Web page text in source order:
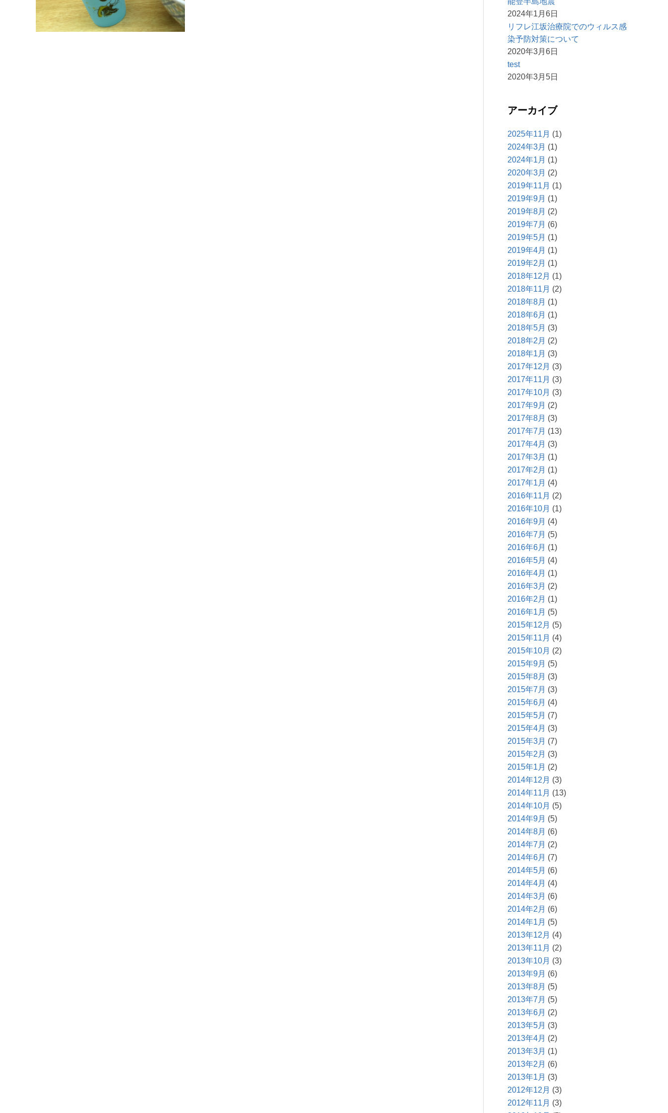
2024年1月6日
リフレ江坂治療院でのウィルス感
染予防対策について
2020年3月6日
test
2020年3月5日
アーカイブ
2025年11月 (1)
2024年3月 (1)
2024年1月 (1)
2020年3月 (2)
2019年11月 (1)
2019年9月 (1)
2019年8月 (2)
2019年7月 (6)
2019年5月 (1)
2019年4月 (1)
2019年2月 (1)
2018年12月 (1)
2018年11月 (2)
2018年8月 (1)
2018年6月 (1)
2018年5月 (3)
2018年2月 (2)
2018年1月 (3)
2017年12月 (3)
2017年11月 (3)
2017年10月 (3)
2017年9月 (2)
2017年8月 (3)
2017年7月 (13)
2017年4月 (3)
2017年3月 (1)
2017年2月 (1)
2017年1月 (4)
2016年11月 (2)
2016年10月 (1)
2016年9月 (4)
2016年7月 (5)
2016年6月 (1)
2016年5月 (4)
2016年4月 (1)
2016年3月 (2)
2016年2月 (1)
2016年1月 (5)
2015年12月 (5)
2015年11月 (4)
2015年10月 (2)
2015年9月 (5)
2015年8月 (3)
2015年7月 (3)
2015年6月 (4)
2015年5月 (7)
2015年4月 (3)
2015年3月 (7)
2015年2月 (3)
2015年1月 (2)
2014年12月 (3)
2014年11月 (13)
2014年10月 (5)
2014年9月 (5)
2014年8月 (6)
2014年7月 (2)
2014年6月 (7)
2014年5月 (6)
2014年4月 (4)
2014年3月 (6)
2014年2月 (6)
2014年1月 (5)
2013年12月 (4)
2013年11月 (2)
2013年10月 (3)
2013年9月 (6)
2013年8月 (5)
2013年7月 (5)
2013年6月 (2)
2013年5月 (3)
2013年4月 (2)
2013年3月 (1)
2013年2月 (6)
2013年1月 (3)
2012年12月 (3)
2012年11月 (3)